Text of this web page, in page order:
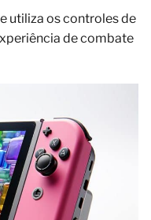
utiliza os controles de
de combate